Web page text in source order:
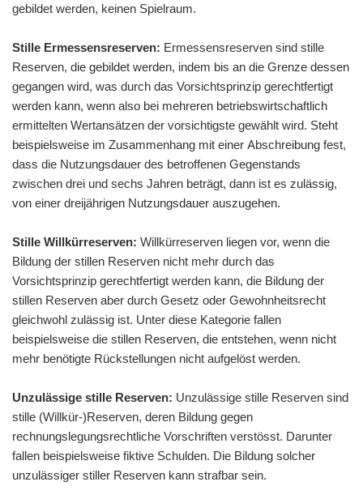
gebildet werden, keinen Spielraum.
Stille Ermessensreserven: Ermessensreserven sind stille
Reserven, die gebildet werden, indem bis an die Grenze dessen
gegangen wird, was durch das Vorsichtsprinzip gerechtfertigt
werden kann, wenn also bei mehreren betriebswirtschaftlich
ermittelten Wertansätzen der vorsichtigste gewählt wird. Steht
beispielsweise im Zusammenhang mit einer Abschreibung fest,
dass die Nutzungsdauer des betroffenen Gegenstands
zwischen drei und sechs Jahren beträgt, dann ist es zulässig,
von einer dreijährigen Nutzungsdauer auszugehen.
Stille Willkürreserven: Willkürreserven liegen vor, wenn die
Bildung der stillen Reserven nicht mehr durch das
Vorsichtsprinzip gerechtfertigt werden kann, die Bildung der
stillen Reserven aber durch Gesetz oder Gewohnheitsrecht
gleichwohl zulässig ist. Unter diese Kategorie fallen
beispielsweise die stillen Reserven, die entstehen, wenn nicht
mehr benötigte Rückstellungen nicht aufgelöst werden.
Unzulässige stille Reserven: Unzulässige stille Reserven sind
stille (Willkür-)Reserven, deren Bildung gegen
rechnungslegungsrechtliche Vorschriften verstösst. Darunter
fallen beispielsweise fiktive Schulden. Die Bildung solcher
unzulässiger stiller Reserven kann strafbar sein.